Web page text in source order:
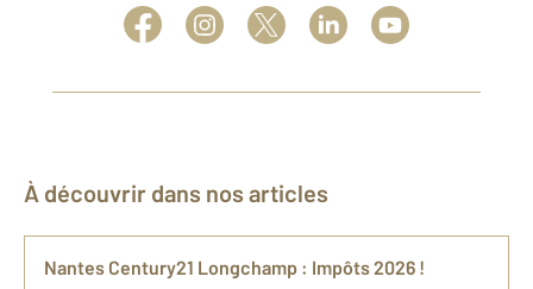
À découvrir dans nos articles
Nantes Century21 Longchamp : Impôts 2026 !